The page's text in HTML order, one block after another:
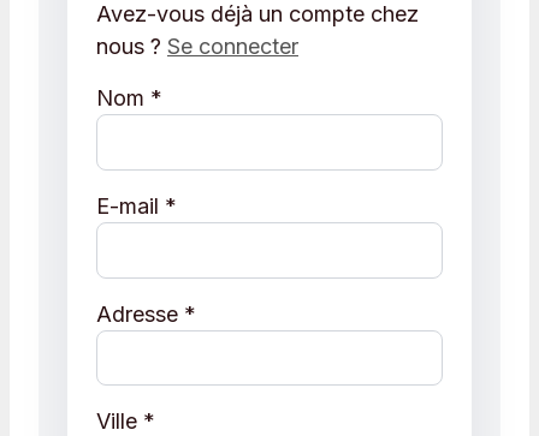
Avez-vous déjà un compte chez
nous ? Se connecter
Nom *
E-mail *
Adresse *
Ville *